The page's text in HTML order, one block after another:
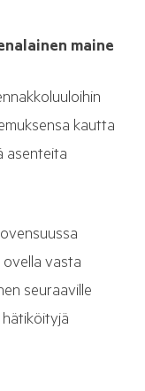
maine
kautta
asenteita
ovella vasta
seuraaville